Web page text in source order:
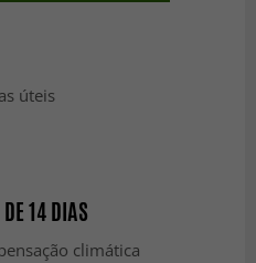
úteis
14 DIAS
climática